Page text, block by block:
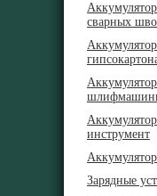
сварных
инструмент
Зарядные